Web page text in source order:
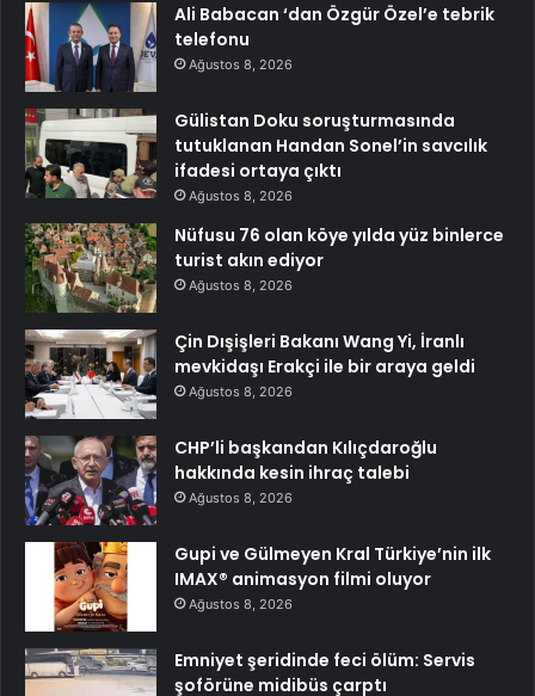
Ali Babacan ‘dan Özgür Özel’e tebrik
telefonu
Ağustos 8, 2026
Gülistan Doku soruşturmasında
tutuklanan Handan Sonel’in savcılık
ifadesi ortaya çıktı
Ağustos 8, 2026
Nüfusu 76 olan köye yılda yüz binlerce
turist akın ediyor
Ağustos 8, 2026
Çin Dışişleri Bakanı Wang Yi, İranlı
mevkidaşı Erakçi ile bir araya geldi
Ağustos 8, 2026
CHP’li başkandan Kılıçdaroğlu
hakkında kesin ihraç talebi
Ağustos 8, 2026
Gupi ve Gülmeyen Kral Türkiye’nin ilk
IMAX® animasyon filmi oluyor
Ağustos 8, 2026
Emniyet şeridinde feci ölüm: Servis
şoförüne midibüs çarptı